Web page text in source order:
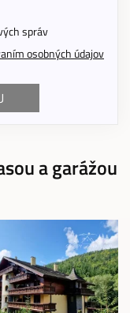
a garážou
správ
osobných údajov